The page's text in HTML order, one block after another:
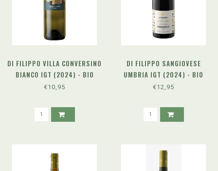
DI FILIPPO VILLA CONVERSINO
BIANCO IGT (2024) - BIO
€10,95
DI FILIPPO SANGIOVESE
UMBRIA IGT (2024) - BIO
€12,95